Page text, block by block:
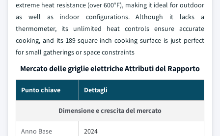
extreme heat resistance (over 600°F), making it ideal for outdoor
as well as indoor configurations. Although it lacks a
thermometer, its unlimited heat controls ensure accurate
cooking, and its 189-square-inch cooking surface is just perfect
for small gatherings or space constraints
Mercato delle griglie elettriche Attributi del Rapporto
Punto chiave Dettagli
Dimensione e crescita del mercato
Anno Base 2024